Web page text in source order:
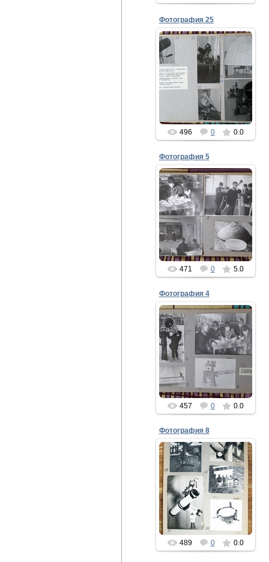
Фотография 25
24.08.2021
gor-fidel
496 0 0.0
Фотография 5
24.08.2021
3-10. Группа Л.Н.
Гаврилова Л.Н. /
г.Верещагино, Пермское
отд. ВАГО/
gor-fidel
471 0 5.0
Фотография 4
24.08.2021
3-10. Группа Л.Н.
Гаврилова Л.Н. /
г.Верещагино, Пермское
отд. ВАГО/
gor-fidel
457 0 0.0
Фотография 8
24.08.2021
23-26. Умедбаев В.
/МО ВАГО/
gor-fidel
489 0 0.0